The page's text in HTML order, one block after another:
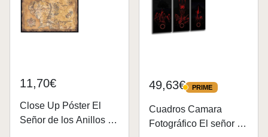
11,70€
Close Up Póster El
Señor de los Anillos -
49,63€ PRIME
PRIME
Cuadros Camara
Fotográfico El señor de